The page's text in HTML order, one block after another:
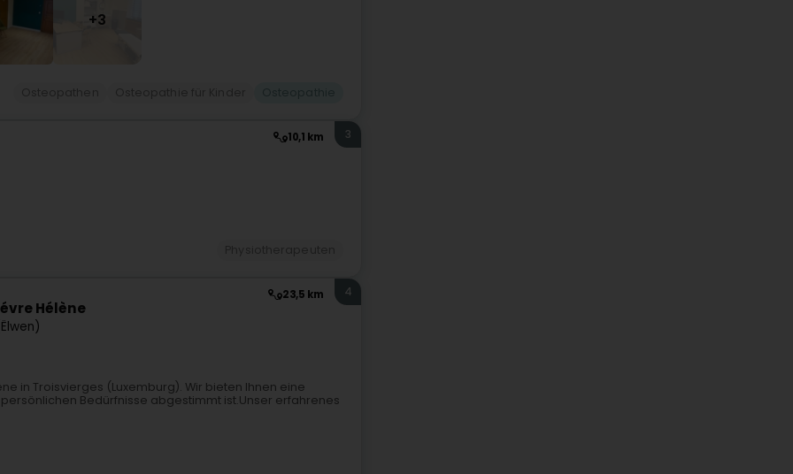
+3
10,1 km 3
23,5 km
Hélène
4
in Troisvierges (Luxemburg). Wir bieten Ihnen eine
Bedürfnisse abgestimmt ist.Unser erfahrenes